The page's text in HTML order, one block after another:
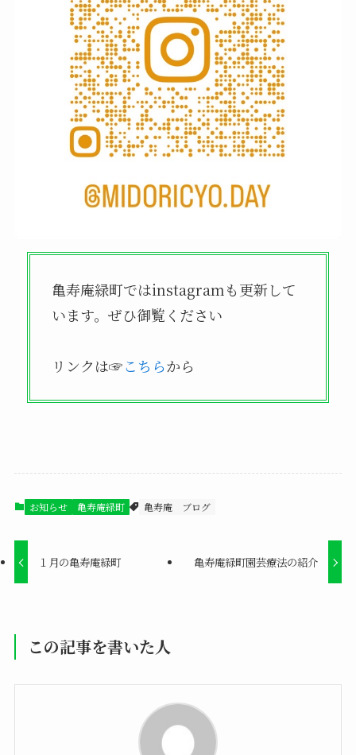
亀寿庵緑町ではinstagramも更新して
います。ぜひ御覧ください
リンクは☞こちらから
お知らせ 亀寿庵緑町 亀寿庵 ブログ
１月の亀寿庵緑町 亀寿庵緑町園芸療法の紹介
この記事を書いた人